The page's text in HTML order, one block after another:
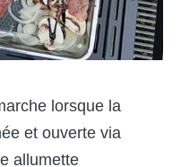
lorsque la
et ouverte via
allumette